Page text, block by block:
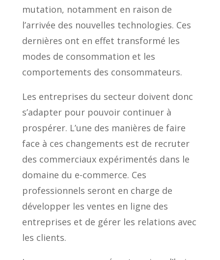
mutation, notamment en raison de
l’arrivée des nouvelles technologies. Ces
dernières ont en effet transformé les
modes de consommation et les
comportements des consommateurs.
Les entreprises du secteur doivent donc
s’adapter pour pouvoir continuer à
prospérer. L’une des manières de faire
face à ces changements est de recruter
des commerciaux expérimentés dans le
domaine du e-commerce. Ces
professionnels seront en charge de
développer les ventes en ligne des
entreprises et de gérer les relations avec
les clients.